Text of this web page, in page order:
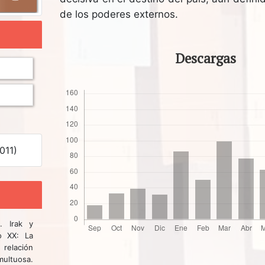
Irak y
XX: La
de los poderes externos.
Descargas